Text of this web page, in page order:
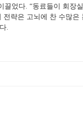
었다. “동료들이 회장
략은 고뇌에 찬 수많은
.